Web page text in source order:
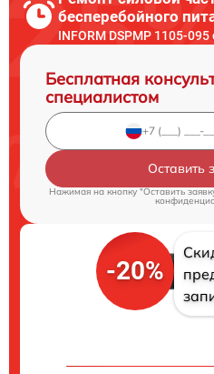
бесперебойного
INFORM DSPMP 1105-
Бесплатная
специалистом
Оставить
Нажимая на кнопку "Оставить
-20%